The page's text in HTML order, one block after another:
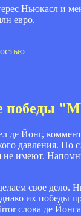
Ньюкасл и
евро.
победы
Йонг,
давления.
не имеют.
свое дело.
их победы
слова де